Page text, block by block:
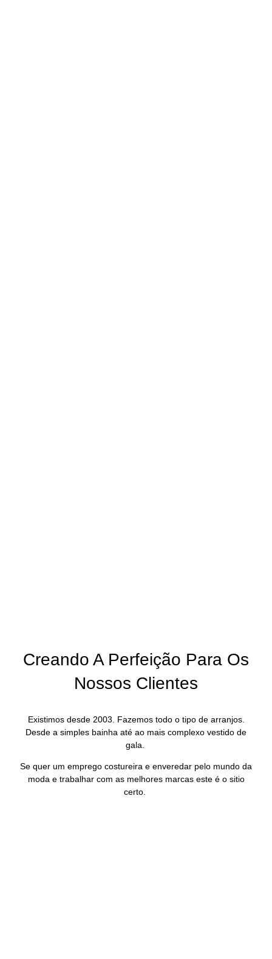
Creando A Perfeição Para Os
Nossos Clientes
Existimos desde 2003. Fazemos todo o tipo de arranjos.
Desde a simples bainha até ao mais complexo vestido de
gala.
Se quer um emprego costureira e enveredar pelo mundo da
moda e trabalhar com as melhores marcas este é o sitio
certo.